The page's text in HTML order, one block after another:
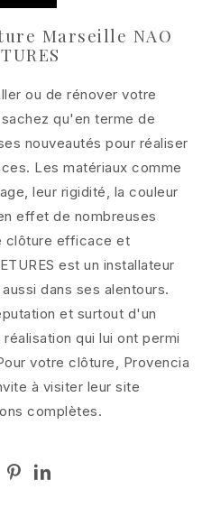
Marseille NAO
ou de rénover votre
qu'en terme de
nouveautés pour réaliser
Les matériaux comme
leur rigidité, la couleur
effet de nombreuses
clôture efficace et
est un installateur
dans ses alentours.
et surtout d'un
qui lui ont permi
votre clôture, Provencia
à visiter leur site
complètes.